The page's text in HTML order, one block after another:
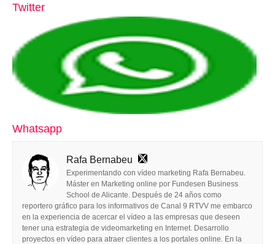
Twitter
Whatsapp
Rafa Bernabeu
Experimentando con vídeo marketing Rafa Bernabeu.
Máster en Marketing online por Fundesen Business
School de Alicante. Después de 24 años como
reportero gráfico para los informativos de Canal 9 RTVV me embarco
en la experiencia de acercar el vídeo a las empresas que deseen
tener una estrategia de videomarketing en Internet. Desarrollo
proyectos en vídeo para atraer clientes a los portales online. En la